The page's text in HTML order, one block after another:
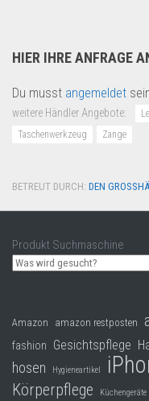
HIER IHRE ANFRAGE
Du musst angemeldet
weitere Händler Angebote:
Taschenwerkzeug
Zange
BETREUT DURCH: DEN
Produkt Suchmaschine
Amazon amazon restposten
fashion Gesichtspflege
hosen Hygieneartikel
Körperpflege Küchengeräte